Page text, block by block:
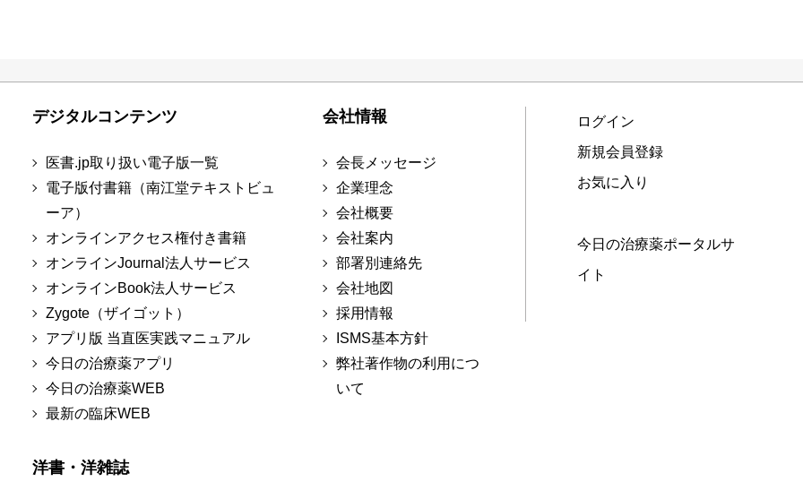
デジタルコンテンツ
医書.jp取り扱い電子版一覧
電子版付書籍（南江堂テキストビュ
ーア）
オンラインアクセス権付き書籍
オンラインJournal法人サービス
オンラインBook法人サービス
Zygote（ザイゴット）
アプリ版 当直医実践マニュアル
今日の治療薬アプリ
今日の治療薬WEB
最新の臨床WEB
洋書・洋雑誌
会社情報
会長メッセージ
企業理念
会社概要
会社案内
部署別連絡先
会社地図
採用情報
ISMS基本方針
弊社著作物の利用につ
いて
ログイン
新規会員登録
お気に入り
今日の治療薬ポータルサ
イト